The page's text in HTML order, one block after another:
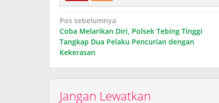
Navigasi
pos
Pos sebelumnya
Coba Melarikan Diri, Polsek Tebing Tinggi
Tangkap Dua Pelaku Pencurian dengan
Kekerasan
Jangan Lewatkan